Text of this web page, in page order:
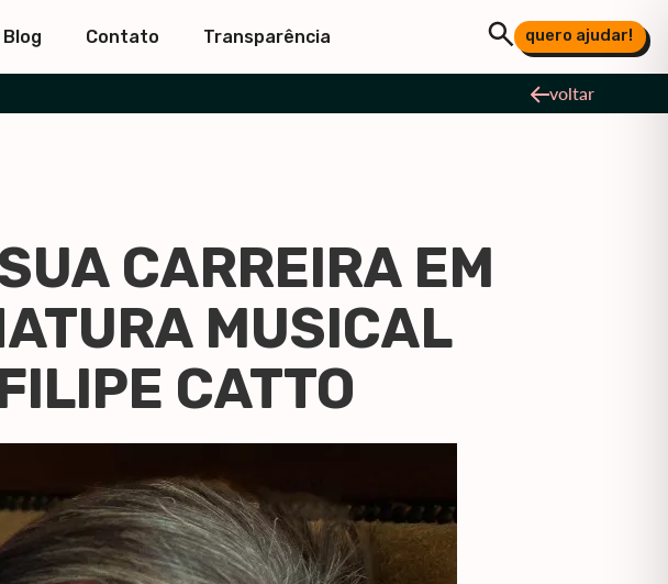
Blog Contato Transparência quero ajudar!
voltar
CARREIRA EM
MUSICAL
CATTO